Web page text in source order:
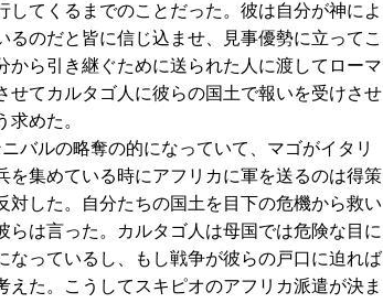
てくるまでのことだった。彼は自分が神によ
のだと皆に信じ込ませ、見事優勢に立ってこ
ら引き継ぐために送られた人に渡してローマ
てカルタゴ人に彼らの国土で報いを受けさせ
めた。
バルの略奪の的になっていて、マゴがイタリ
集めている時にアフリカに軍を送るのは得策
した。自分たちの国土を目下の危機から救い
は言った。カルタゴ人は母国では危険な目に
っているし、もし戦争が彼らの戸口に迫れば
た。こうしてスキピオのアフリカ派遣が決ま